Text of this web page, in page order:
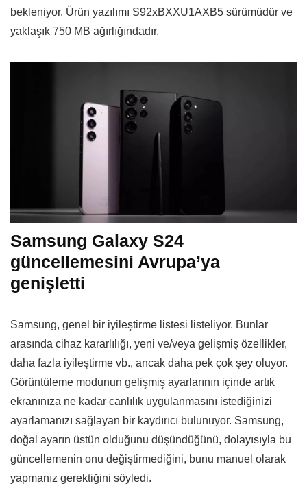
bekleniyor. Ürün yazılımı S92xBXXU1AXB5 sürümüdür ve
yaklaşık 750 MB ağırlığındadır.
Samsung Galaxy S24
güncellemesini Avrupa’ya
genişletti
Samsung, genel bir iyileştirme listesi listeliyor. Bunlar
arasında cihaz kararlılığı, yeni ve/veya gelişmiş özellikler,
daha fazla iyileştirme vb., ancak daha pek çok şey oluyor.
Görüntüleme modunun gelişmiş ayarlarının içinde artık
ekranınıza ne kadar canlılık uygulanmasını istediğinizi
ayarlamanızı sağlayan bir kaydırıcı bulunuyor. Samsung,
doğal ayarın üstün olduğunu düşündüğünü, dolayısıyla bu
güncellemenin onu değiştirmediğini, bunu manuel olarak
yapmanız gerektiğini söyledi.